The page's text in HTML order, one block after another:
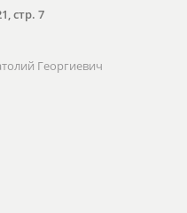
стр. 7
Георгиевич